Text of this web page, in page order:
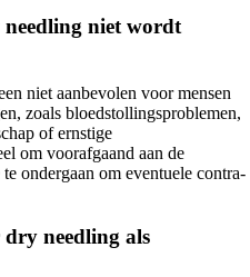
niet wordt
niet aanbevolen voor mensen
zoals bloedstollingsproblemen,
of ernstige
om voorafgaand aan de
ondergaan om eventuele contra-
needling als